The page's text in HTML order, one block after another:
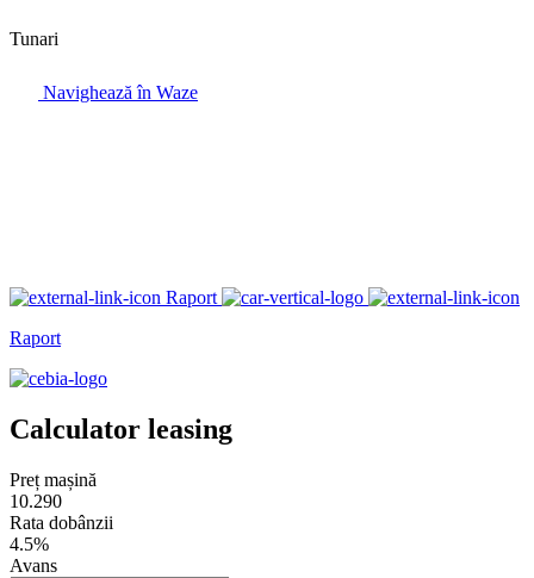
Tunari
Navighează în Waze
Raport
Raport
Calculator leasing
Preț mașină
10.290
Rata dobânzii
4.5%
Avans